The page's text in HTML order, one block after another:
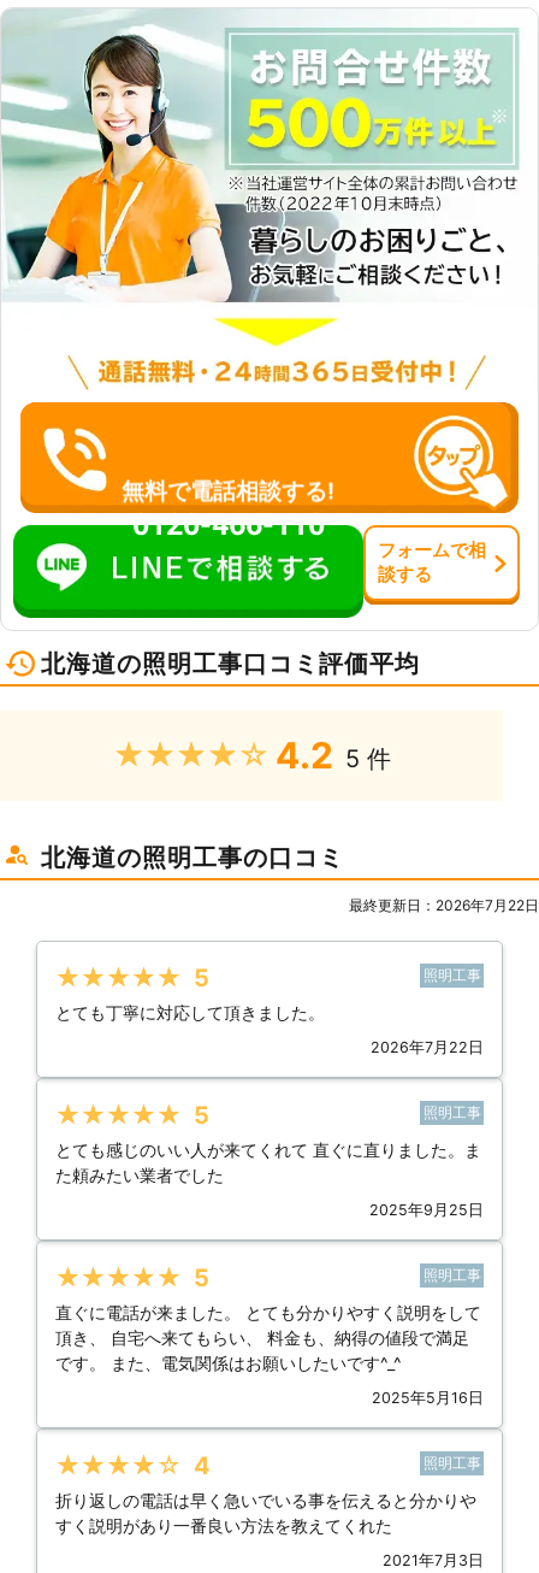
無料で電話相談する!
0120-466-110
フォームで相
談する
北海道の照明工事口コミ評価平均
★★★★★ 4.2 5 件
北海道の照明工事の口コミ
最終更新日：2026年7月22日
★★★★★ 5 照明工事
とても丁寧に対応して頂きました。
2026年7月22日
★★★★★ 5 照明工事
とても感じのいい人が来てくれて 直ぐに直りました。ま
た頼みたい業者でした
2025年9月25日
★★★★★ 5 照明工事
直ぐに電話が来ました。 とても分かりやすく説明をして
頂き、 自宅へ来てもらい、 料金も、納得の値段で満足
です。 また、電気関係はお願いしたいです^_^
2025年5月16日
★★★★★ 4 照明工事
折り返しの電話は早く急いでいる事を伝えると分かりや
すく説明があり一番良い方法を教えてくれた
2021年7月3日